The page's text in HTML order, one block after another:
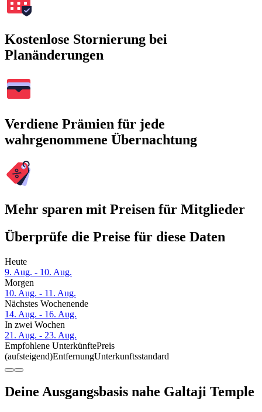
Kostenlose Stornierung bei
Planänderungen
Verdiene Prämien für jede
wahrgenommene Übernachtung
Mehr sparen mit Preisen für Mitglieder
Überprüfe die Preise für diese Daten
Heute
9. Aug. - 10. Aug.
Morgen
10. Aug. - 11. Aug.
Nächstes Wochenende
14. Aug. - 16. Aug.
In zwei Wochen
21. Aug. - 23. Aug.
Empfohlene UnterkünftePreis
(aufsteigend)EntfernungUnterkunftsstandard
Deine Ausgangsbasis nahe Galtaji Temple